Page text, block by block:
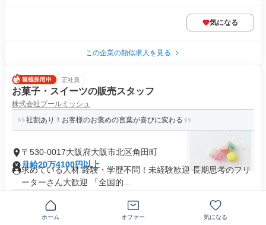
気になる
この企業の類似求人を見る
正社員
お菓子・スイーツの販売スタッフ
株式会社ブールミッシュ
社割あり！お客様のお褒めの言葉が喜びに変わる
〒530-0017大阪府大阪市北区角田町
月給20万4100円以上
求めている人材 経験・学歴不問！未経験歓迎 長期思考のフリ
ーターさん大歓迎 「全国的...
ホーム オファー 気になる